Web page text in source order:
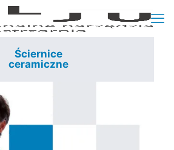
Ściernice
ceramiczne